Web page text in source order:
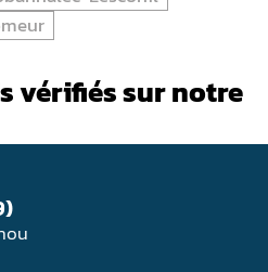
vérifiés sur notre